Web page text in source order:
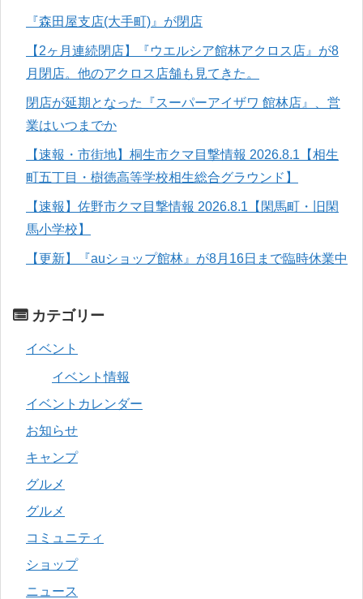
『森田屋支店(大手町)』が閉店
【2ヶ月連続閉店】『ウエルシア館林アクロス店』が8
月閉店。他のアクロス店舗も見てきた。
閉店が延期となった『スーパーアイザワ 館林店』、営
業はいつまでか
【速報・市街地】桐生市クマ目撃情報 2026.8.1【相生
町五丁目・樹徳高等学校相生総合グラウンド】
【速報】佐野市クマ目撃情報 2026.8.1【閑馬町・旧閑
馬小学校】
【更新】『auショップ館林』が8月16日まで臨時休業中
カテゴリー
イベント
イベント情報
イベントカレンダー
お知らせ
キャンプ
グルメ
グルメ
コミュニティ
ショップ
ニュース